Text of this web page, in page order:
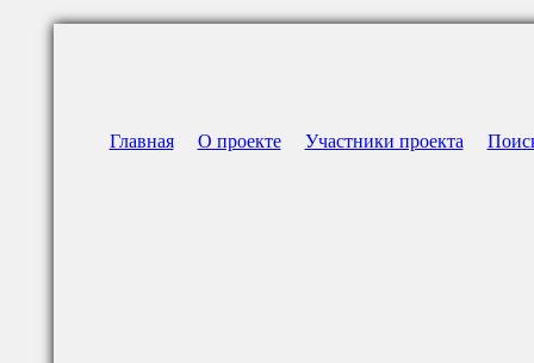
Главная О проекте Участники проекта